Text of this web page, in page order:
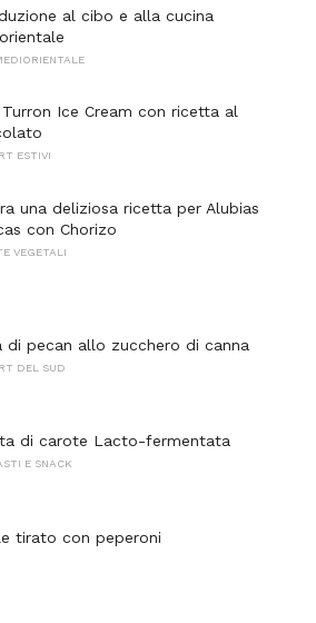
al cibo e alla cucina
Turron Ice Cream con ricetta al
ESTIVI
una deliziosa ricetta per Alubias
con Chorizo
VEGETALI
di pecan allo zucchero di canna
DEL SUD
di carote Lacto-fermentata
E SNACK
tirato con peperoni